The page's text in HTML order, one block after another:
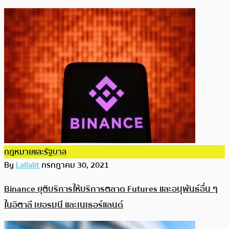
กฎหมายและรัฐบาล
ByLallalitกรกฎาคม 30, 2021
Binance ยุติบริการให้บริการตลาด Futures และอนุพันธ์อื่น ๆ
ในอิตาลี เยอรมนี และเนเธอร์แลนด์